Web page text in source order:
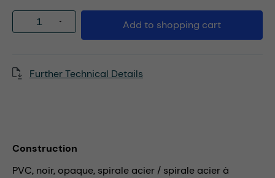
Product Quantity: Enter the desired
Add to shopping cart
Further Technical Details
Construction
PVC, noir, opaque, spirale acier / spirale acier à